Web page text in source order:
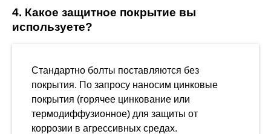
4. Какое защитное покрытие вы
используете?
Стандартно болты поставляются без
покрытия. По запросу наносим цинковые
покрытия (горячее цинкование или
термодиффузионное) для защиты от
коррозии в агрессивных средах.